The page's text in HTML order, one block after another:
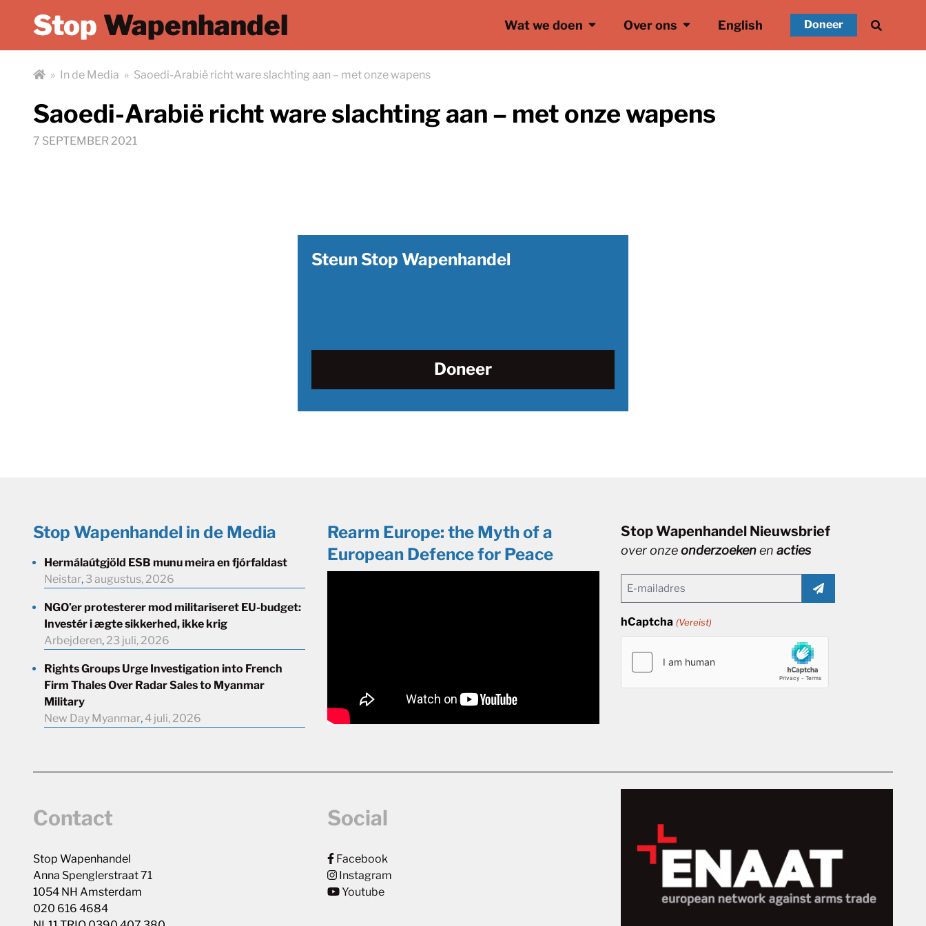
Stop Wapenhandel Wat we doen Over ons English Doneer
» In de Media » Saoedi-Arabië richt ware slachting aan – met onze wapens
Saoedi-Arabië richt ware slachting aan – met onze wapens
7 SEPTEMBER 2021
Steun Stop Wapenhandel
Doneer
Stop Wapenhandel in de Media
Hermálaútgjöld ESB munu meira en fjórfaldast
Neistar, 3 augustus, 2026
NGO’er protesterer mod militariseret EU-budget:
Investér i ægte sikkerhed, ikke krig
Arbejderen, 23 juli, 2026
Rights Groups Urge Investigation into French
Firm Thales Over Radar Sales to Myanmar
Military
New Day Myanmar, 4 juli, 2026
Rearm Europe: the Myth of a
European Defence for Peace
Stop Wapenhandel Nieuwsbrief
over onzeonderzoekenenacties
Email
hCaptcha (Vereist)
Contact
Stop Wapenhandel
Anna Spenglerstraat 71
1054 NH Amsterdam
020 616 4684
Social
Facebook
Instagram
Youtube